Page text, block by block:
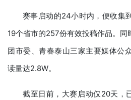
赛事启动的24小时内，便收集
19个省市的257份有效投稿作品。
团市委、青春泰山三家主要媒体公
读量达2.8W。
截至日前，大赛启动仅20天，